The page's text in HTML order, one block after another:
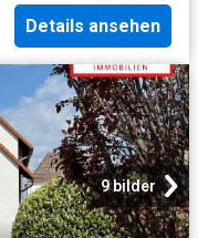
Details ansehen
9 bilder